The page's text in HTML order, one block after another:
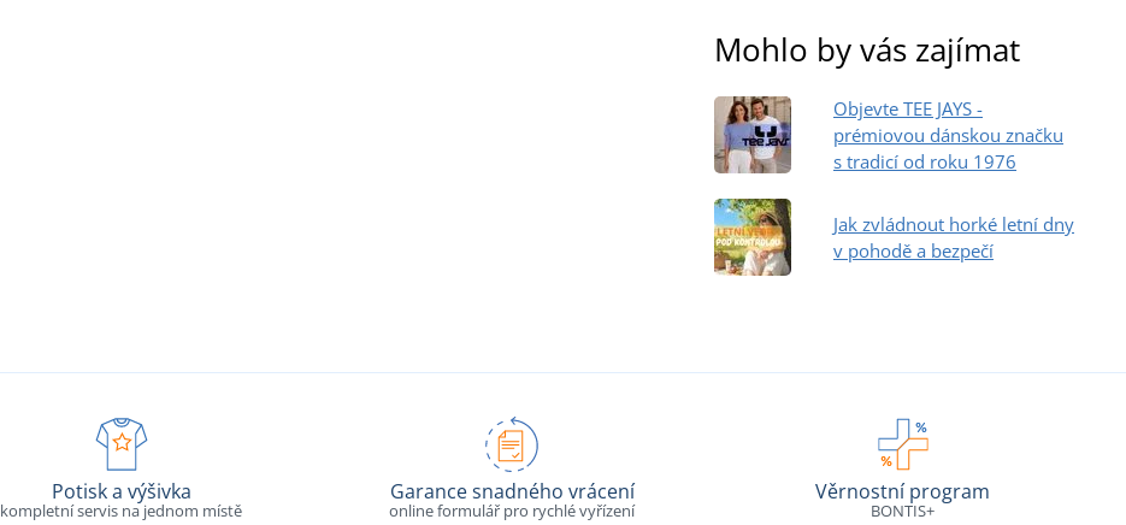
Mohlo by vás zajímat
Objevte TEE JAYS -
prémiovou dánskou značku
s tradicí od roku 1976
Jak zvládnout horké letní dny
v pohodě a bezpečí
Potisk a výšivka
kompletní servis na jednom místě
Garance snadného vrácení
online formulář pro rychlé vyřízení
Věrnostní program
BONTIS+